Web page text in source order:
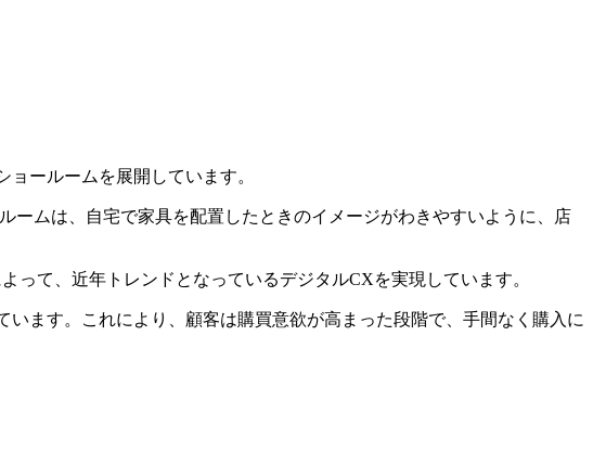
ールームを展開しています。
ームは、自宅で家具を配置したときのイメージがわきやすいように、店
て、近年トレンドとなっているデジタルCXを実現しています。
ます。これにより、顧客は購買意欲が高まった段階で、手間なく購入に